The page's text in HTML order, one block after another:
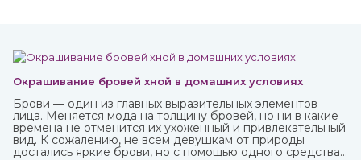
Окрашивание бровей хной в домашних условиях
Брови — один из главных выразительных элементов
лица. Меняется мода на толщину бровей, но ни в какие
времена не отменится их ухоженный и привлекательный
вид. К сожалению, не всем девушкам от природы
достались яркие брови, но с помощью одного средства